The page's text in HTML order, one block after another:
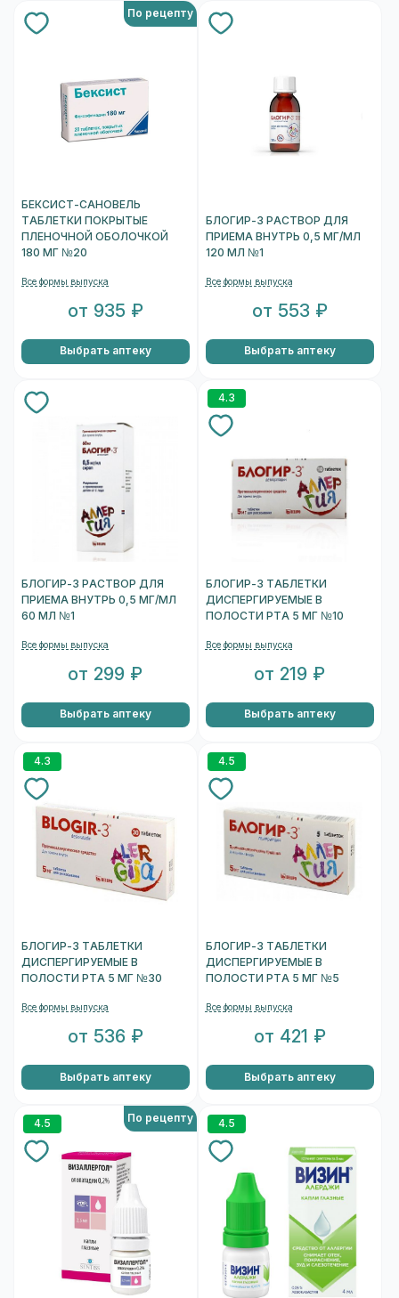
По рецепту
БЕКСИСТ-САНОВЕЛЬ
ТАБЛЕТКИ ПОКРЫТЫЕ
ПЛЕНОЧНОЙ ОБОЛОЧКОЙ
180 МГ №20
Все формы выпуска
от 935 ₽
Выбрать аптеку
БЛОГИР-3 РАСТВОР ДЛЯ
ПРИЕМА ВНУТРЬ 0,5 МГ/МЛ
120 МЛ №1
Все формы выпуска
от 553 ₽
Выбрать аптеку
БЛОГИР-3 РАСТВОР ДЛЯ
ПРИЕМА ВНУТРЬ 0,5 МГ/МЛ
60 МЛ №1
Все формы выпуска
от 299 ₽
Выбрать аптеку
4.3
БЛОГИР-3 ТАБЛЕТКИ
ДИСПЕРГИРУЕМЫЕ В
ПОЛОСТИ РТА 5 МГ №10
Все формы выпуска
от 219 ₽
Выбрать аптеку
4.3
БЛОГИР-3 ТАБЛЕТКИ
ДИСПЕРГИРУЕМЫЕ В
ПОЛОСТИ РТА 5 МГ №30
Все формы выпуска
от 536 ₽
Выбрать аптеку
4.5
БЛОГИР-3 ТАБЛЕТКИ
ДИСПЕРГИРУЕМЫЕ В
ПОЛОСТИ РТА 5 МГ №5
Все формы выпуска
от 421 ₽
Выбрать аптеку
4.5 По рецепту 4.5